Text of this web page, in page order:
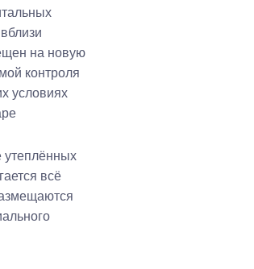
на новую
контроля
условиях
утеплённых
всё